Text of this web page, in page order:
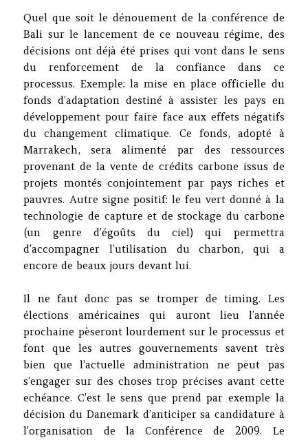
Quel que soit le dénouement de la conférence de
Bali sur le lancement de ce nouveau régime, des
décisions ont déjà été prises qui vont dans le sens
du renforcement de la confiance dans ce
processus. Exemple: la mise en place officielle du
fonds d’adaptation destiné à assister les pays en
développement pour faire face aux effets négatifs
du changement climatique. Ce fonds, adopté à
Marrakech, sera alimenté par des ressources
provenant de la vente de crédits carbone issus de
projets montés conjointement par pays riches et
pauvres. Autre signe positif: le feu vert donné à la
technologie de capture et de stockage du carbone
(un genre d’égoûts du ciel) qui permettra
d’accompagner l’utilisation du charbon, qui a
encore de beaux jours devant lui.
Il ne faut donc pas se tromper de timing. Les
élections américaines qui auront lieu l’année
prochaine pèseront lourdement sur le processus et
font que les autres gouvernements savent très
bien que l’actuelle administration ne peut pas
s’engager sur des choses trop précises avant cette
echéance. C’est le sens que prend par exemple la
décision du Danemark d’anticiper sa candidature à
l’organisation de la Conférence de 2009. Le